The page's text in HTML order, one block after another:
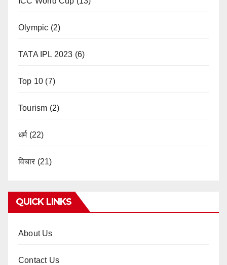
Olympic (2)
TATA IPL 2023 (6)
Top 10 (7)
Tourism (2)
धर्म(22)
विचार (21)
QUICK LINKS
About Us
Contact Us